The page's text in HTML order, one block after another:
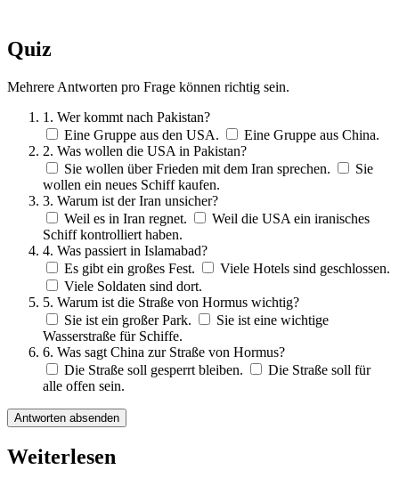
Quiz
Mehrere Antworten pro Frage können richtig sein.
1. Wer kommt nach Pakistan?
Eine Gruppe aus den USA.
Eine Gruppe aus China.
2. Was wollen die USA in Pakistan?
Sie wollen über Frieden mit dem Iran sprechen.
Sie
wollen ein neues Schiff kaufen.
3. Warum ist der Iran unsicher?
Weil es in Iran regnet.
Weil die USA ein iranisches
Schiff kontrolliert haben.
4. Was passiert in Islamabad?
Es gibt ein großes Fest.
Viele Hotels sind geschlossen.
Viele Soldaten sind dort.
5. Warum ist die Straße von Hormus wichtig?
Sie ist ein großer Park.
Sie ist eine wichtige
Wasserstraße für Schiffe.
6. Was sagt China zur Straße von Hormus?
Die Straße soll gesperrt bleiben.
Die Straße soll für
alle offen sein.
Antworten absenden
Weiterlesen